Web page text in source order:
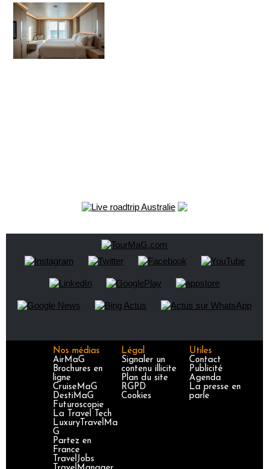
Nos médias
AirMaG
Brochures en
ligne
CruiseMaG
DestiMaG
Futuroscopie
La Travel Tech
LuxuryTravelMa
G
Partez en
France
TravelJobs
Légal
Signaler un
contenu illicite
Plan du site
RGPD
Cookies
Utiles
Contact
Publicité
Agenda
La presse en
parle